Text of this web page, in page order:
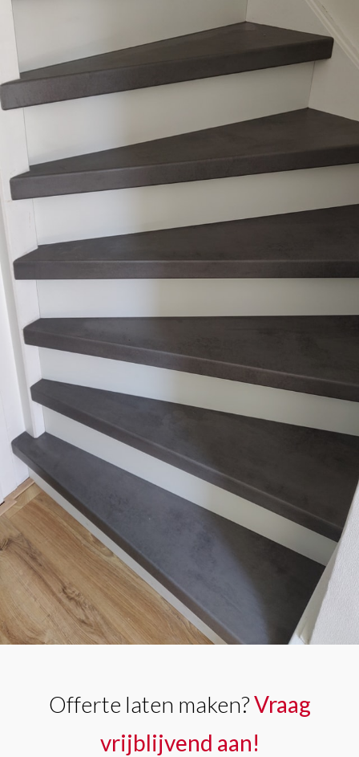
Offerte laten maken?Vraag
vrijblijvend aan!